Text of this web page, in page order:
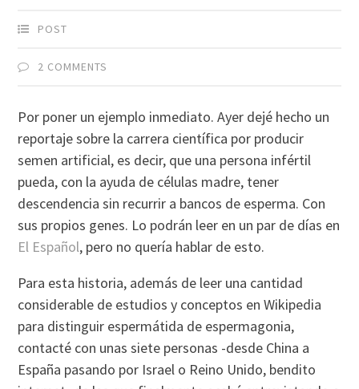
POST
2 COMMENTS
Por poner un ejemplo inmediato. Ayer dejé hecho un
reportaje sobre la carrera científica por producir
semen artificial, es decir, que una persona infértil
pueda, con la ayuda de células madre, tener
descendencia sin recurrir a bancos de esperma. Con
sus propios genes. Lo podrán leer en un par de días en
El Español, pero no quería hablar de esto.
Para esta historia, además de leer una cantidad
considerable de estudios y conceptos en Wikipedia
para distinguir espermátida de espermagonia,
contacté con unas siete personas -desde China a
España pasando por Israel o Reino Unido, bendito